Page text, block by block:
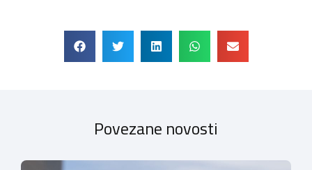
Povezane novosti